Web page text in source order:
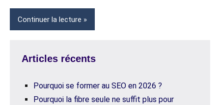
Continuer la lecture
Articles récents
Pourquoi se former au SEO en 2026 ?
Pourquoi la fibre seule ne suffit plus pour